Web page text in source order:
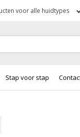
voor alle huidtypes
Stap voor stap